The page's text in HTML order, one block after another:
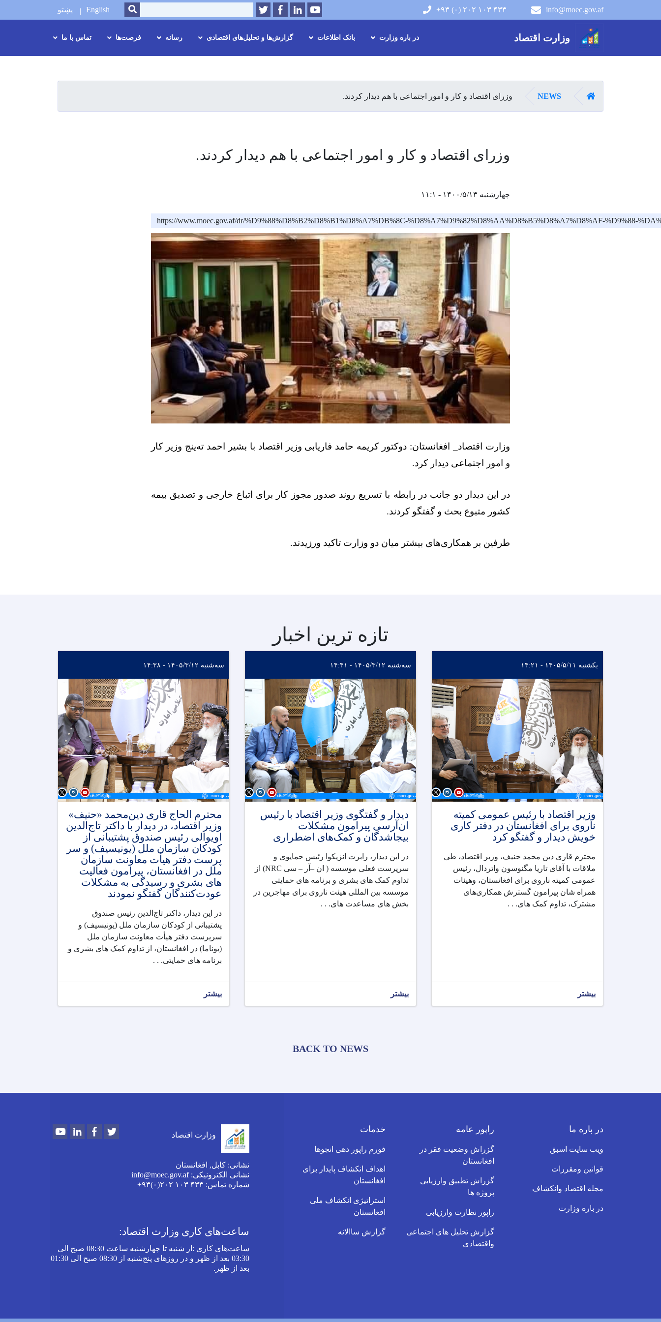
وزارت اقتصاد
info@moec.gov.af +۹۳ (۰) ۲۰۲ ۱۰۳ ۴۳۳ Youtube
LinkedIn
Facebook
Twitter
Search
SEARCH
English پښتو
navigation menu
در باره وزارت بانک اطلاعات گزارش‌ها و تحلیل‌های اقتصادی رسانه فرصت‌ها تماس با ما
صفحه اصلی
NEWS وزرای اقتصاد و کار و امور اجتماعی با هم دیدار کردند.
وزرای اقتصاد و کار و امور اجتماعی با هم دیدار کردند.
چهارشنبه ۱۴۰۰/۵/۱۳ - ۱۱:۱
https://www.moec.gov.af/dr/%D9%88%D8%B2%D8%B1%D8%A7%DB%8C-%D8%A7%D9%82%D8%AA%D8%B5%D8%A7%D8%AF-%D9%88-
وزارت اقتصاد_ افغانستان: دوکتور کریمه حامد فاریابی وزیر اقتصاد با بشیر احمد ته‌ینج وزیر کار
و امور اجتماعی دیدار کرد.
در این دیدار دو جانب در رابطه با تسریع روند صدور مجوز کار برای اتباع خارجی و تصدیق بیمه
کشور متبوع بحث و گفتگو کردند.
طرفین بر همکاری‌های بیشتر میان دو وزارت تاکید ورزیدند.
تازه ترین اخبار
یکشنبه ۱۴۰۵/۵/۱۱ - ۱۴:۲۱
وزیر اقتصاد با رئیس عمومی کمیته
ناروی برای افغانستان در دفتر کاری
خویش دیدار و گفتگو کرد
محترم قاری دین ‌محمد حنیف، وزیر اقتصاد، طی
ملاقات با آقای تاریا مگنوسون واتردال، رئیس
عمومی کمیته ناروی برای افغانستان، وهیئات
همراه شان پیرامون گسترش همکاری‌های
مشترک، تداوم کمک های. . .
بیشتر
سه‌شنبه ۱۴۰۵/۳/۱۲ - ۱۴:۴۱
دیدار و گفتگوی وزیر اقتصاد با رئیس
ان‌آر‌سی پیرامون مشکلات
بیجاشدگان و کمک‌های اضطراری
در این دیدار، رابرت انزیکوا رئیس حمایوی و
سرپرست فعلی موسسه ( ان –آر – سی NRC) از
تداوم کمک های بشری و برنامه های حمایتی
موسسه بین المللی هیئت ناروی برای مهاجرین در
بخش های مساعدت های. . .
بیشتر
سه‌شنبه ۱۴۰۵/۳/۱۲ - ۱۴:۳۸
محترم الحاج قاری دین‌محمد «حنیف»
وزیر اقتصاد، در دیدار با داکتر تاج‌الدین
اویوالی رئیس صندوق پشتیبانی از
کودکان سازمان ملل (یونیسیف) و سر
پرست دفتر هیأت معاونت سازمان
ملل در افغانستان، پیرامون فعالیت
های بشری و رسیدگی به مشکلات
عودت‌کنندگان گفتگو نمودند
در این دیدار، داکتر تاج‌الدین رئیس صندوق
پشتیبانی از کودکان سازمان ملل (یونیسیف) و
سرپرست دفتر هیأت معاونت سازمان ملل
(یوناما) در افغانستان، از تداوم کمک های بشری و
برنامه های حمایتی. . .
بیشتر
BACK TO NEWS
در باره ما
ویب سایت اسبق
قوانین ومقررات
مجله اقتصاد وانکشاف
در باره وزارت
راپور عامه
گزراش وضعیت فقر در
افغانستان
گزراش تطبیق وارزیابی
پروژه ها
راپور نظارت وارزیابی
گزارش تحلیل های اجتماعی
واقتصادی
خدمات
فورم راپور دهی انجوها
اهداف انکشاف پایدار برای
افغانستان
استراتیژی انکشاف ملی
افغانستان
گزارش ساالانه
وزارت اقتصاد
YoutubeLinkedInFacebook
نشانی: کابل, افغانستان
نشانی الکترونیکی: info@moec.gov.af
شماره تماس: ۴۳۳ ۱۰۳ ۲۰۲(۰)۹۳+
ساعت‌های کاری وزارت اقتصاد:
ساعت‌های کاری :
از شنبه تا چهارشنبه‌ ساعت 08:30 صبح الی
03:30 بعد از ظهر و در روز‌های پنج‌شنبه از 08:30 صبح الی 01:30
بعد از ظهر .